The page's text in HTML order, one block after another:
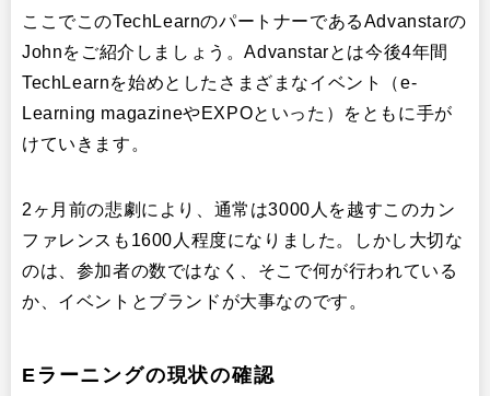
ここでこのTechLearnのパートナーであるAdvanstarの
Johnをご紹介しましょう。Advanstarとは今後4年間
TechLearnを始めとしたさまざまなイベント（e-
Learning magazineやEXPOといった）をともに手が
けていきます。
2ヶ月前の悲劇により、通常は3000人を越すこのカン
ファレンスも1600人程度になりました。しかし大切な
のは、参加者の数ではなく、そこで何が行われている
か、イベントとブランドが大事なのです。
Eラーニングの現状の確認